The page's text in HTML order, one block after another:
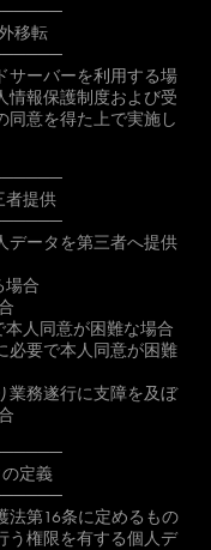
移転
サーバーを利用する場
情報保護制度および受
同意を得た上で実施し
者提供
データを第三者へ提供
場合
人同意が困難な場合
必要で本人同意が困難
業務遂行に支障を及ぼ
の定義
法第16条に定めるもの
う権限を有する個人デ